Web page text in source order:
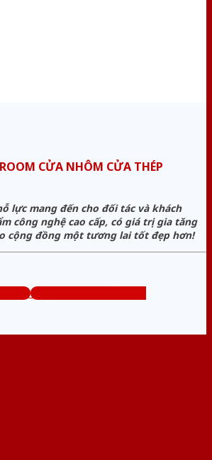
CỬA NHÔM CỬA THÉP
lực mang đến cho đối tác và khách
công nghệ cao cấp, có giá trị gia tăng
cộng đồng một tương lai tốt đẹp hơn!
Tổng đài tư vấn miễn phí: